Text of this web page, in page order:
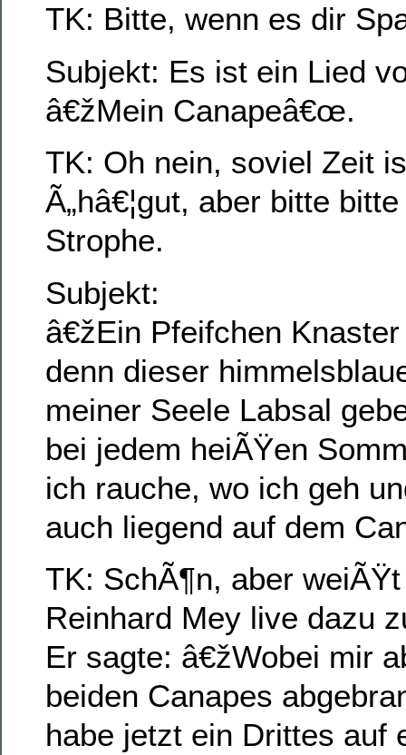
TK: Bitte, wenn es dir
Subjekt: Es ist ein Lied
â€žMein Canapeâ€œ.
TK: Oh nein, soviel Zeit
Ã„hâ€¦gut, aber bitte
Strophe.
Subjekt:
â€žEin Pfeifchen
denn dieser
meiner Seele Labsal
bei jedem heiÃŸen
ich rauche, wo ich geh
auch liegend auf dem
TK: SchÃ¶n, aber
Reinhard Mey live dazu
Er sagte: â€žWobei mir
beiden Canapes
habe jetzt ein Drittes auf